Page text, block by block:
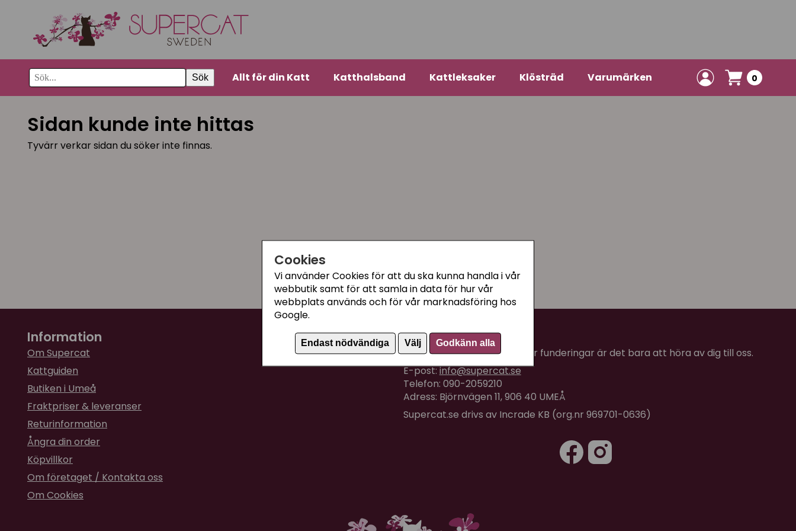
Cookies
Vi använder Cookies för att du ska kunna handla i vår
webbutik samt för att samla in data för hur vår
webbplats används och för vår marknadsföring hos
Google.
Endast nödvändiga Välj Godkänn alla
Sök Allt för din Katt Katthalsband Kattleksaker Klösträd Varumärken 0
Sidan kunde inte hittas
Tyvärr verkar sidan du söker inte finnas.
Information
Om Supercat
Kattguiden
Butiken i Umeå
Fraktpriser & leveranser
Returinformation
Ångra din order
Köpvillkor
Om företaget / Kontakta oss
Om Cookies
Kundtjänst
Om du har några frågor eller funderingar är det bara att höra av dig till oss.
E-post:info@supercat.se
Telefon: 090-2059210
Adress: Björnvägen 11, 906 40 UMEÅ
Supercat.se drivs av Incrade KB (org.nr 969701-0636)